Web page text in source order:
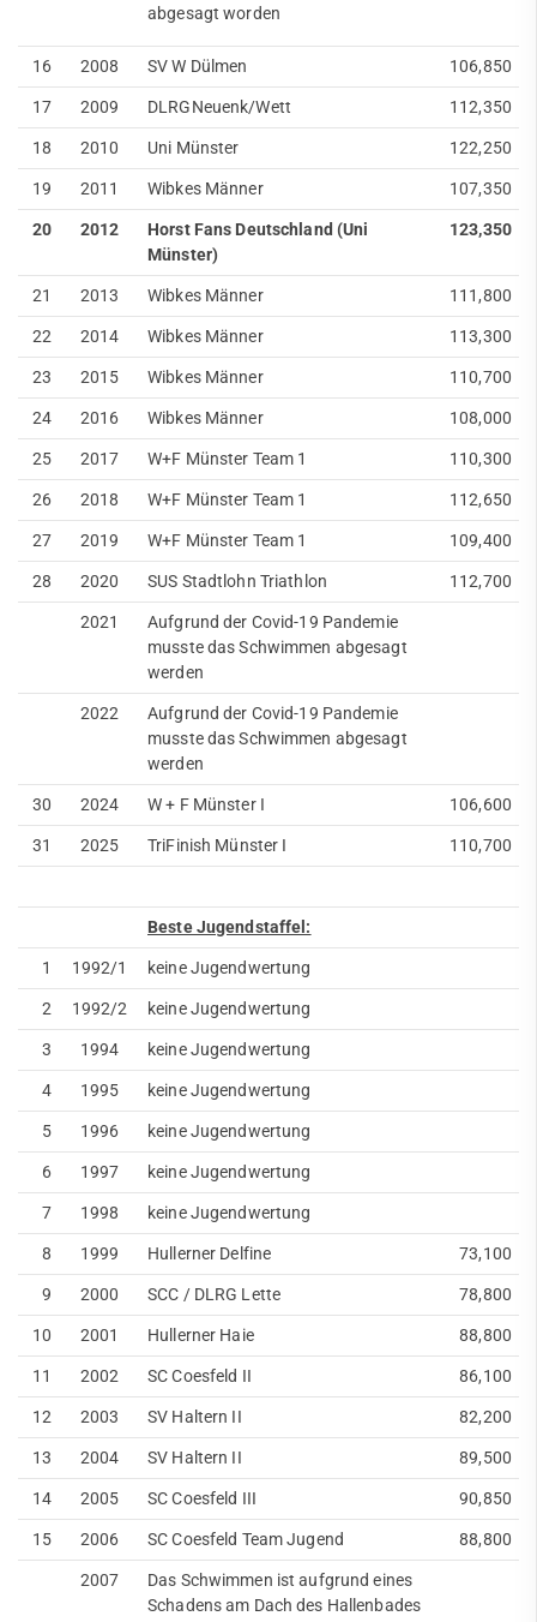
abgesagt worden
16 2008 SV W Dülmen
106,850
17
2009 DLRGNeuenk/Wett
112,350
18
2010 Uni Münster
122,250
19
2011 Wibkes Männer
107,350
20
2012
Horst Fans Deutschland (Uni
Münster)
123,350
21 2013 Wibkes Männer
111,800
22
2014 Wibkes Männer
113,300
23
2015 Wibkes Männer
110,700
24
2016 Wibkes Männer
108,000
25
2017 W+F Münster Team 1
110,300
26
2018 W+F Münster Team 1
112,650
27
2019 W+F Münster Team 1
109,400
28
2020 SUS Stadtlohn Triathlon
112,700
2021
Aufgrund der Covid-19 Pandemie
musste das Schwimmen abgesagt
werden
2022
Aufgrund der Covid-19 Pandemie
musste das Schwimmen abgesagt
werden
30
2024 W + F Münster I
106,600
31
2025 TriFinish Münster I 110,700
Beste Jugendstaffel:
1
1992/1
keine Jugendwertung
2
1992/2
keine Jugendwertung
3
1994
keine Jugendwertung
4
1995
keine Jugendwertung
5
1996
keine Jugendwertung
6
1997
keine Jugendwertung
7
1998
keine Jugendwertung
8
1999 Hullerner Delfine
73,100
9
2000 SCC / DLRG Lette
78,800
10
2001 Hullerner Haie
88,800
11
2002 SC Coesfeld II
86,100
12
2003 SV Haltern II
82,200
13
2004 SV Haltern II
89,500
14
2005 SC Coesfeld III
90,850
15
2006 SC Coesfeld Team Jugend
88,800
2007
Das Schwimmen ist aufgrund eines
Schadens am Dach des Hallenbades
Service
Mitglied werden
Jobs
FAQ